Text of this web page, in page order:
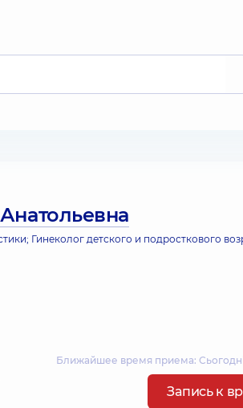
Гинеколог детского и подросткового
Ближайшее время приема:
Запись к